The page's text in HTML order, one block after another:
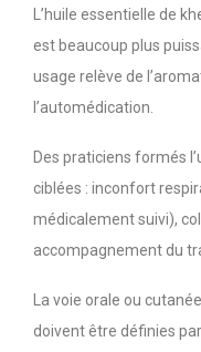
L’huile essentielle de
est beaucoup plus
usage relève de
l’automédication.
Des praticiens formés
ciblées : inconfort
médicalement suivi),
accompagnement du
La voie orale ou
doivent être définies